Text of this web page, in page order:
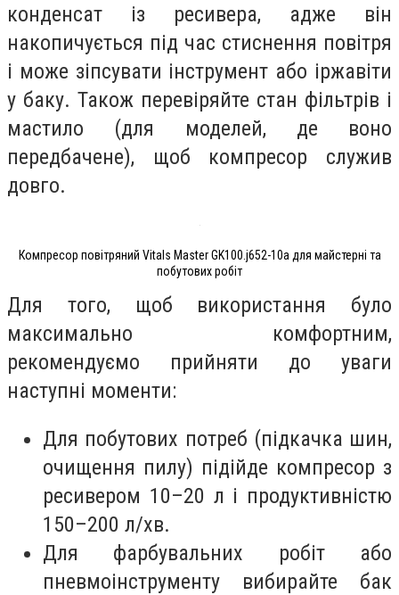
конденсат із ресивера, адже він
накопичується під час стиснення повітря
і може зіпсувати інструмент або іржавіти
у баку. Також перевіряйте стан фільтрів і
мастило (для моделей, де воно
передбачене), щоб компресор служив
довго.
Компресор повітряний Vitals Master GK100.j652-10a для майстерні та
побутових робіт
Для того, щоб використання було
максимально комфортним,
рекомендуємо прийняти до уваги
наступні моменти:
Для побутових потреб (підкачка шин,
очищення пилу) підійде компресор з
ресивером 10–20 л і продуктивністю
150–200 л/хв.
Для фарбувальних робіт або
пневмоінструменту вибирайте бак